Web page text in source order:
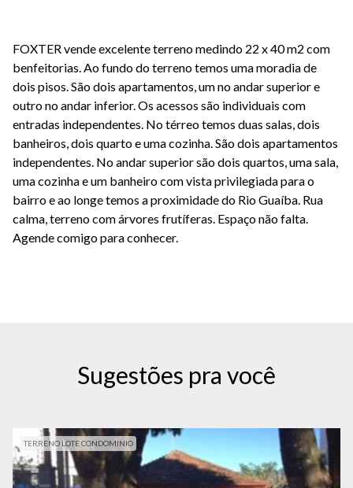
FOXTER vende excelente terreno medindo 22 x 40 m2 com
benfeitorias. Ao fundo do terreno temos uma moradia de
dois pisos. São dois apartamentos, um no andar superior e
outro no andar inferior. Os acessos são individuais com
entradas independentes. No térreo temos duas salas, dois
banheiros, dois quarto e uma cozinha. São dois apartamentos
independentes. No andar superior são dois quartos, uma sala,
uma cozinha e um banheiro com vista privilegiada para o
bairro e ao longe temos a proximidade do Rio Guaíba. Rua
calma, terreno com árvores frutíferas. Espaço não falta.
Agende comigo para conhecer.
Sugestões pra você
TERRENO LOTE CONDOMINIO